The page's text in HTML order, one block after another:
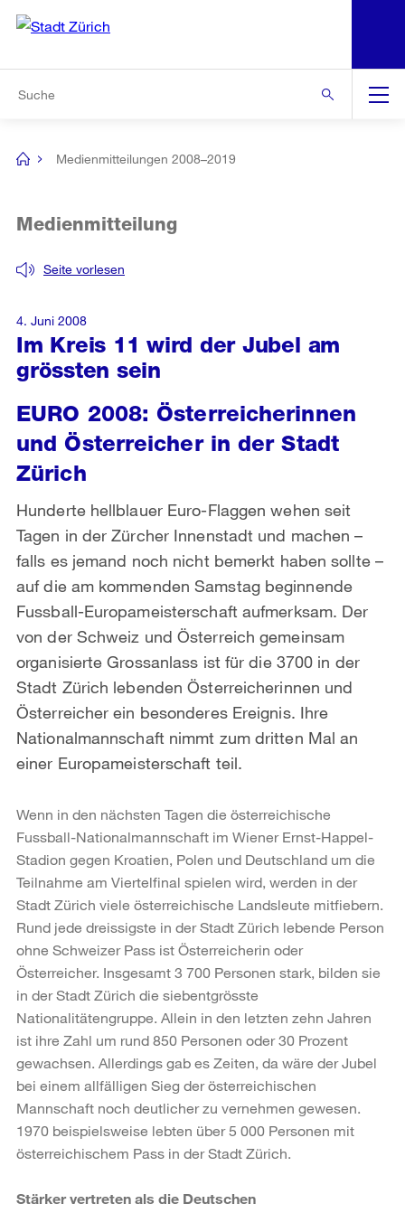
Navigation
[no
Medienmitteilungen 2008–2019
Im Kreis 11 wird der Jubel am
grössten sein
Seite vorlesen
Medienmitteilung
EURO 2008: Österreicherinnen
und Österreicher in der Stadt
Zürich
Hunderte hellblauer Euro-Flaggen wehen seit
Tagen in der Zürcher Innenstadt und machen –
falls es jemand noch nicht bemerkt haben sollte –
auf die am kommenden Samstag beginnende
Fussball-Europameisterschaft aufmerksam. Der
von der Schweiz und Österreich gemeinsam
organisierte Grossanlass ist für die 3700 in der
Stadt Zürich lebenden Österreicherinnen und
Österreicher ein besonderes Ereignis. Ihre
Nationalmannschaft nimmt zum dritten Mal an
einer Europameisterschaft teil.
4. Juni 2008
Wenn in den nächsten Tagen die österreichische
Fussball-Nationalmannschaft im Wiener Ernst-Happel-
Stadion gegen Kroatien, Polen und Deutschland um die
Teilnahme am Viertelfinal spielen wird, werden in der
Stadt Zürich viele österreichische Landsleute mitfiebern.
Rund jede dreissigste in der Stadt Zürich lebende Person
ohne Schweizer Pass ist Österreicherin oder
Österreicher. Insgesamt 3 700 Personen stark, bilden sie
in der Stadt Zürich die siebentgrösste
Nationalitätengruppe. Allein in den letzten zehn Jahren
ist ihre Zahl um rund 850 Personen oder 30 Prozent
gewachsen. Allerdings gab es Zeiten, da wäre der Jubel
bei einem allfälligen Sieg der österreichischen
Mannschaft noch deutlicher zu vernehmen gewesen.
1970 beispielsweise lebten über 5 000 Personen mit
österreichischem Pass in der Stadt Zürich.
Stärker vertreten als die Deutschen